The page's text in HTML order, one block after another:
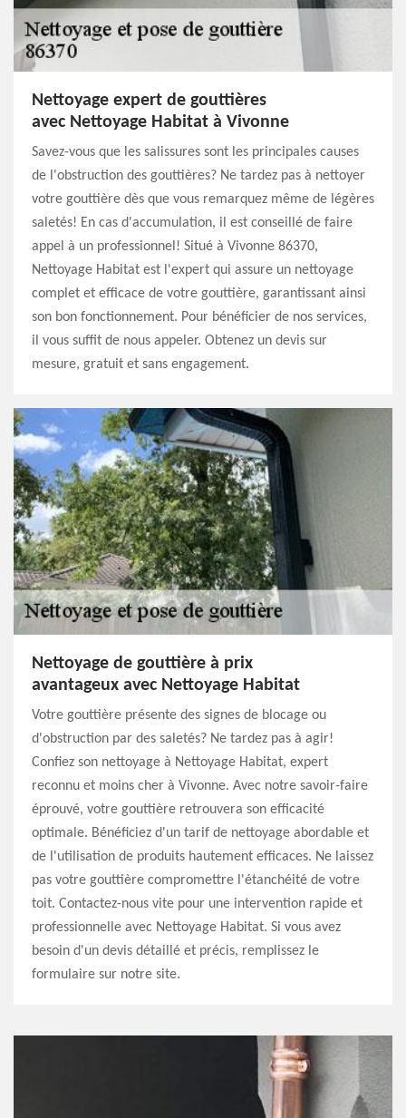
Nettoyage expert de gouttières
avec Nettoyage Habitat à Vivonne
Savez-vous que les salissures sont les principales causes
de l'obstruction des gouttières? Ne tardez pas à nettoyer
votre gouttière dès que vous remarquez même de légères
saletés! En cas d'accumulation, il est conseillé de faire
appel à un professionnel! Situé à Vivonne 86370,
Nettoyage Habitat est l'expert qui assure un nettoyage
complet et efficace de votre gouttière, garantissant ainsi
son bon fonctionnement. Pour bénéficier de nos services,
il vous suffit de nous appeler. Obtenez un devis sur
mesure, gratuit et sans engagement.
Nettoyage de gouttière à prix
avantageux avec Nettoyage Habitat
Votre gouttière présente des signes de blocage ou
d'obstruction par des saletés? Ne tardez pas à agir!
Confiez son nettoyage à Nettoyage Habitat, expert
reconnu et moins cher à Vivonne. Avec notre savoir-faire
éprouvé, votre gouttière retrouvera son efficacité
optimale. Bénéficiez d'un tarif de nettoyage abordable et
de l'utilisation de produits hautement efficaces. Ne laissez
pas votre gouttière compromettre l'étanchéité de votre
toit. Contactez-nous vite pour une intervention rapide et
professionnelle avec Nettoyage Habitat. Si vous avez
besoin d'un devis détaillé et précis, remplissez le
formulaire sur notre site.